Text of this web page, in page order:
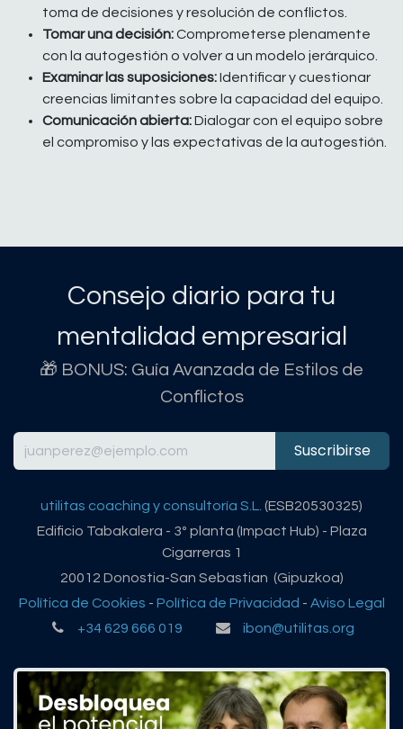
toma de decisiones y resolución de conflictos.
Tomar una decisión:Comprometerse plenamente
con la autogestión o volver a un modelo jerárquico.
Examinar las suposiciones:Identificar y cuestionar
creencias limitantes sobre la capacidad del equipo.
Comunicación abierta:Dialogar con el equipo sobre
el compromiso y las expectativas de la autogestión.
Consejo diario para tu
mentalidad empresarial
🎁 BONUS: Guía Avanzada de Estilos de
Conflictos
Suscribirse
utilitas coaching y consultoría S.L. (ESB20530325)
Edificio Tabakalera - 3º planta (Impact Hub) - Plaza
Cigarreras 1
20012 Donostia-San Sebastian (Gipuzkoa)
Política de Cookies - Política de Privacidad - Aviso Legal
+34 629 666 019
ibon@utilitas.org